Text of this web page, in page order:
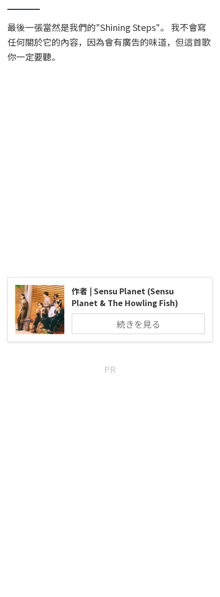
最後一張當然是我們的"Shining Steps"。 我不會寫
任何關於它的內容，因為會有廣告的味道，但這首歌
你一定要聽。
作者 | Sensu Planet (Sensu
Planet & The Howling Fish)
続きを見る
PR